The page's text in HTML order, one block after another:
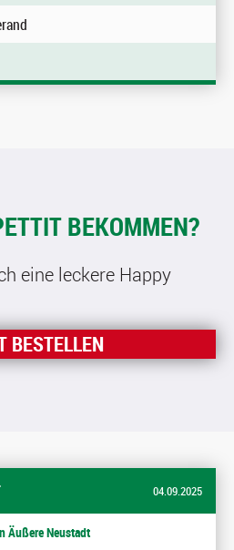
BEKOMMEN?
eine leckere Happy
BESTELLEN
04.09.2025
Äußere Neustadt